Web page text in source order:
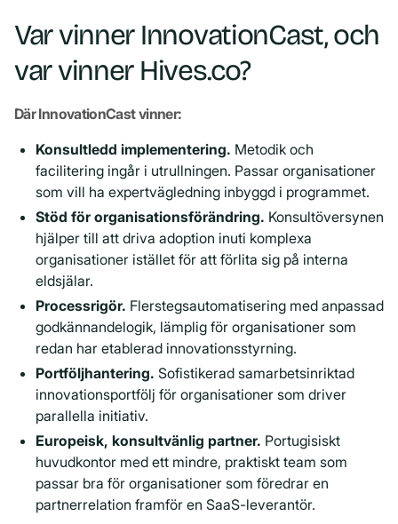
Var vinner InnovationCast, och
var vinner Hives.co?
Där InnovationCast vinner:
Konsultledd implementering. Metodik och
facilitering ingår i utrullningen. Passar organisationer
som vill ha expertvägledning inbyggd i programmet.
Stöd för organisationsförändring. Konsultöversynen
hjälper till att driva adoption inuti komplexa
organisationer istället för att förlita sig på interna
eldsjälar.
Processrigör. Flerstegsautomatisering med anpassad
godkännandelogik, lämplig för organisationer som
redan har etablerad innovationsstyrning.
Portföljhantering. Sofistikerad samarbetsinriktad
innovationsportfölj för organisationer som driver
parallella initiativ.
Europeisk, konsultvänlig partner. Portugisiskt
huvudkontor med ett mindre, praktiskt team som
passar bra för organisationer som föredrar en
partnerrelation framför en SaaS-leverantör.